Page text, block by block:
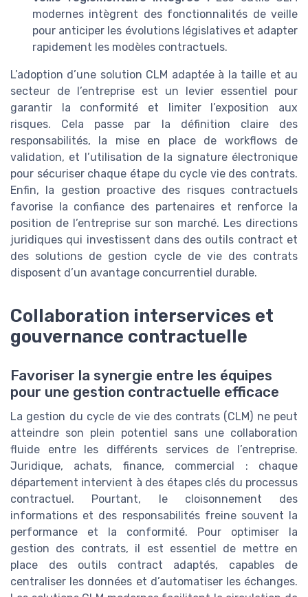
modernes intègrent des fonctionnalités de veille
pour anticiper les évolutions législatives et adapter
rapidement les modèles contractuels.
L’adoption d’une solution CLM adaptée à la taille et au
secteur de l’entreprise est un levier essentiel pour
garantir la conformité et limiter l’exposition aux
risques. Cela passe par la définition claire des
responsabilités, la mise en place de workflows de
validation, et l’utilisation de la signature électronique
pour sécuriser chaque étape du cycle vie des contrats.
Enfin, la gestion proactive des risques contractuels
favorise la confiance des partenaires et renforce la
position de l’entreprise sur son marché. Les directions
juridiques qui investissent dans des outils contract et
des solutions de gestion cycle de vie des contrats
disposent d’un avantage concurrentiel durable.
Collaboration interservices et
gouvernance contractuelle
Favoriser la synergie entre les équipes
pour une gestion contractuelle efficace
La gestion du cycle de vie des contrats (CLM) ne peut
atteindre son plein potentiel sans une collaboration
fluide entre les différents services de l’entreprise.
Juridique, achats, finance, commercial : chaque
département intervient à des étapes clés du processus
contractuel. Pourtant, le cloisonnement des
informations et des responsabilités freine souvent la
performance et la conformité. Pour optimiser la
gestion des contrats, il est essentiel de mettre en
place des outils contract adaptés, capables de
centraliser les données et d’automatiser les échanges.